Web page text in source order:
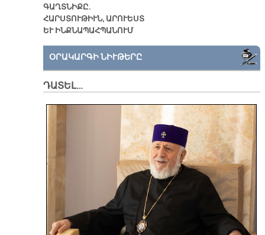
ԳԱՂՏՆԻՔԸ.
ՀԱՐՍՏՈՒԹԻՒՆ, ԱՐՈՒԵՍՏ
ԵՒ ԻՆՔՆԱՊԱՀՊԱՆՈՒՄ
ՕՐԱԿԱՐԳԻ ՆԻՒԹԵՐԸ
ԴԱՏԵԼ…